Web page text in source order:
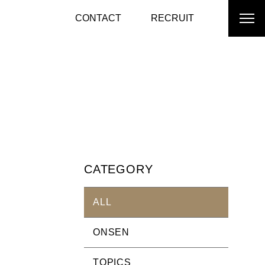
CONTACT RECRUIT
CATEGORY
ALL
ONSEN
TOPICS